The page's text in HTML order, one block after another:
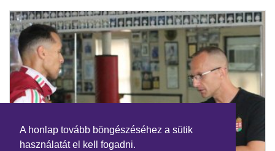
A honlap tovább böngészéséhez a sütik
használatát el kell fogadni.